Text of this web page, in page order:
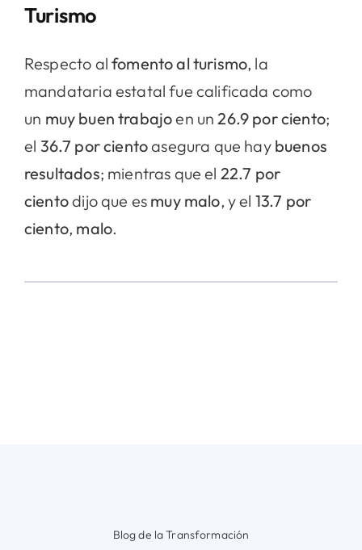
Turismo
Respecto alfomento al turismo, la
mandataria estatal fue calificada como
un muy buen trabajoen un26.9 por ciento;
el 36.7 por cientoasegura que hay buenos
resultados; mientras que el 22.7 por
cientodijo que es muy malo, y el 13.7 por
ciento, malo.
Blog de la Transformación